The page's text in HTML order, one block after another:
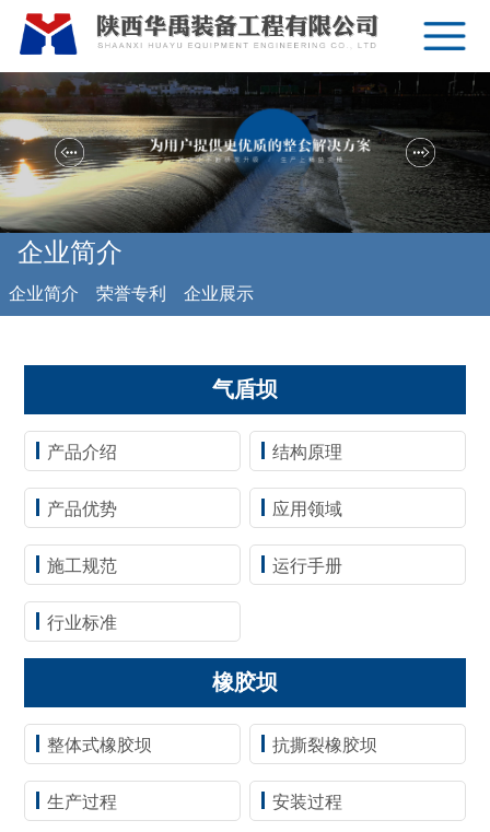
企业简介
企业简介 荣誉专利 企业展示
气盾坝
产品介绍 结构原理
产品优势 应用领域
施工规范 运行手册
行业标准
橡胶坝
整体式橡胶坝 抗撕裂橡胶坝
生产过程 安装过程